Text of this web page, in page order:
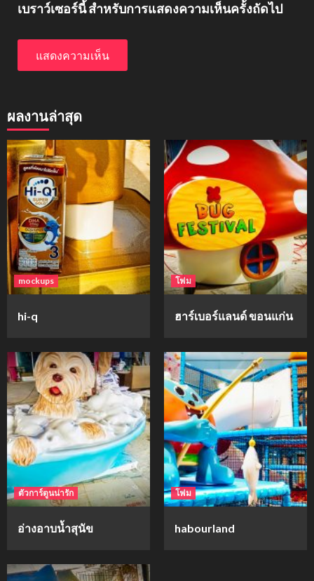
เบราว์เซอร์นี้ สำหรับการแสดงความเห็นครั้งถัดไป
ผลงานล่าสุด
mockups
hi-q
โฟม
ฮาร์เบอร์แลนด์ ขอนแก่น
ตัวการ์ตูนน่ารัก
อ่างอาบน้ำสุนัข
โฟม
habourland